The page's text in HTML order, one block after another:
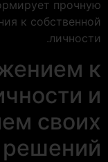
прочную
к собственной
личности.
к
и
своих
решений